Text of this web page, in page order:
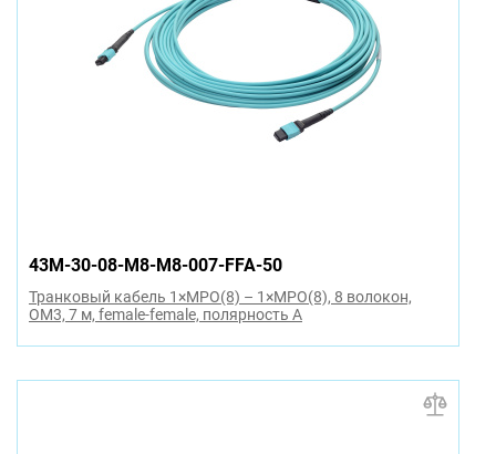
43M-30-08-M8-M8-007-FFA-50
Транковый кабель 1×MPO(8) – 1×MPO(8), 8 волокон,
OM3, 7 м, female-female, полярность A